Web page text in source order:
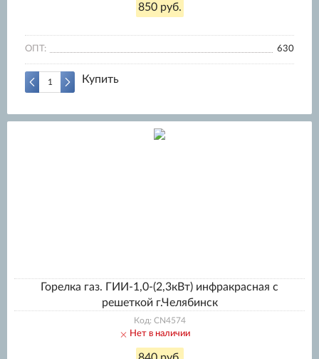
850 руб.
ОПТ: 630
Купить
Горелка газ. ГИИ-1,0-(2,3кВт) инфракрасная с
решеткой г.Челябинск
Код: CN4574
Нет в наличии